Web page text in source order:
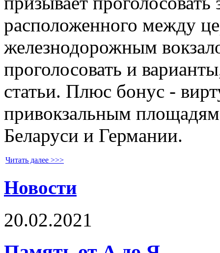
расположенного между
железнодорожным
проголосовать и
статьи. Плюс бонус -
привокзальным
Беларуси и Германии.
Читать далее >>>
Новости
20.02.2021